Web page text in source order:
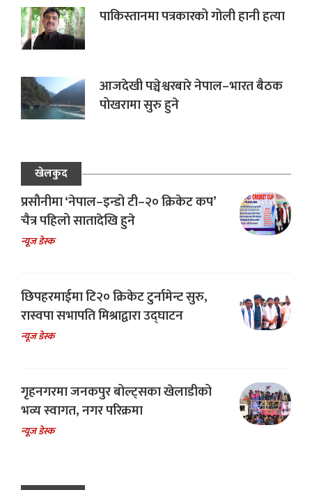
पाकिस्तानमा पत्रकारको गोली हानी हत्या
आजदेखी पञ्चेश्वरबारे नेपाल–भारत बैठक
पोखरामा सुरु हुने
खेलकुद
प्रसौनीमा ‘नेपाल–इन्डो टी–२० क्रिकेट कप’
चैत्र पहिलो सातादेखि हुने
न्यूज डेस्क
छिपहरमाईमा टि२० क्रिकेट टुर्नामेन्ट सुरु,
रास्वपा सभापति मिश्राद्वारा उद्घाटन
न्यूज डेस्क
गृहनगरमा जनकपुर बोल्ट्सका खेलाडीको
भव्य स्वागत, नगर परिक्रमा
न्यूज डेस्क